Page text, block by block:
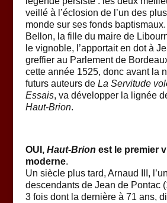
veillé à l’éclosion de l’un des
monde sur ses fonds
Bellon, la fille du maire de
le vignoble, l’apportait en dot à
greffier au Parlement de
cette année 1525, donc avant la
futurs auteurs de La Servitude
Essais, va développer la lignée
Haut-Brion.
OUI, Haut-Brion est le premier
moderne.
Un siècle plus tard, Arnaud III,
descendants de Jean de Pontac
3 fois dont la dernière à 71 ans,